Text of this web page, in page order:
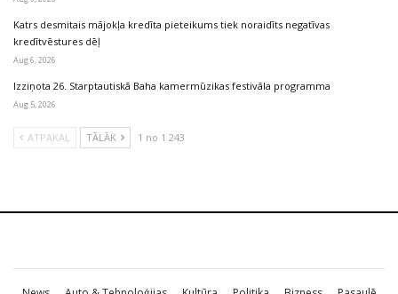
Katrs desmitais mājokļa kredīta pieteikums tiek noraidīts negatīvas
kredītvēstures dēļ
Aug 6, 2026
Izziņota 26. Starptautiskā Baha kamermūzikas festivāla programma
Aug 5, 2026
ATPAKAĻ TĀLĀK 1 no 1 243